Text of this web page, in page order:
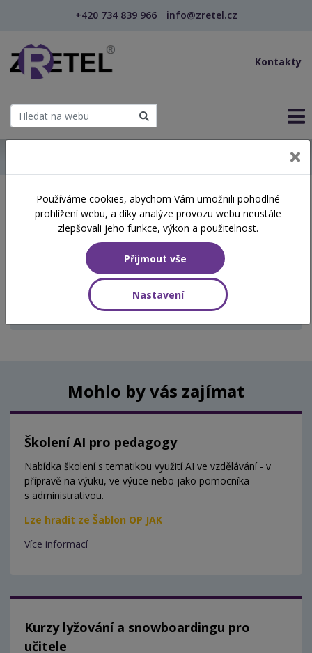
+420 734 839 966 info@zretel.cz
Kontakty
Školení začínající 12. 06.
2026
Aktuálně vypsané termíny
Aktuálně nejsou vypsány žádné termíny.
Mohlo by vás zajímat
Školení AI pro pedagogy
Nabídka školení s tematikou využití AI ve vzdělávání - v
přípravě na výuku, ve výuce nebo jako pomocníka
s administrativou.
Lze hradit ze Šablon OP JAK
Více informací
Kurzy lyžování a snowboardingu pro
učitele
Používáme cookies, abychom Vám umožnili pohodlné
prohlížení webu, a díky analýze provozu webu neustále
zlepšovali jeho funkce, výkon a použitelnost.
Přijmout vše
Nastavení